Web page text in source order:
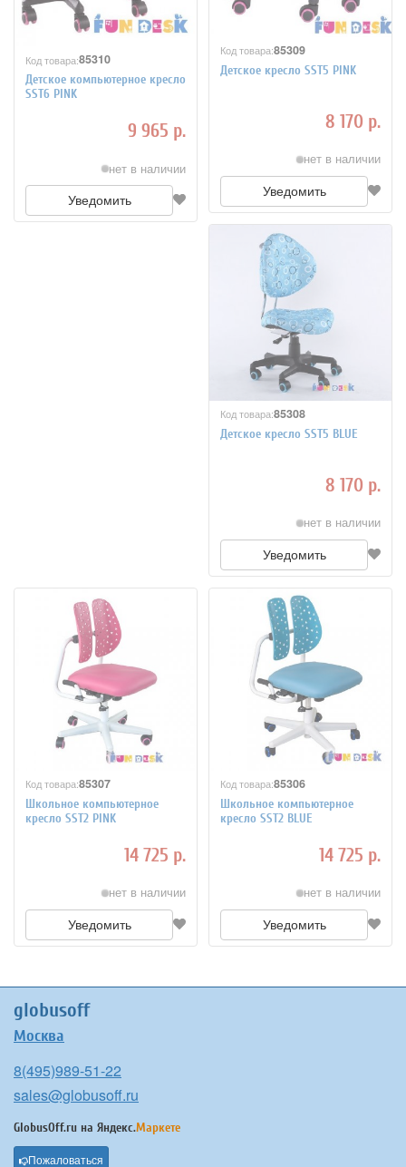
Код товара:85310
Детское компьютерное кресло
SST6 PINK
9 965 р.
нет в наличии
Уведомить
Код товара:85309
Детское кресло SST5 PINK
8 170 р.
нет в наличии
Уведомить
Код товара:85308
Детское кресло SST5 BLUE
8 170 р.
нет в наличии
Уведомить
Код товара:85307
Школьное компьютерное
кресло SST2 PINK
14 725 р.
нет в наличии
Уведомить
Код товара:85306
Школьное компьютерное
кресло SST2 BLUE
14 725 р.
нет в наличии
Уведомить
globusoff
Москва
8(495)989-51-22
sales@globusoff.ru
GlobusOff.ru на Яндекс.Маркете
Пожаловаться